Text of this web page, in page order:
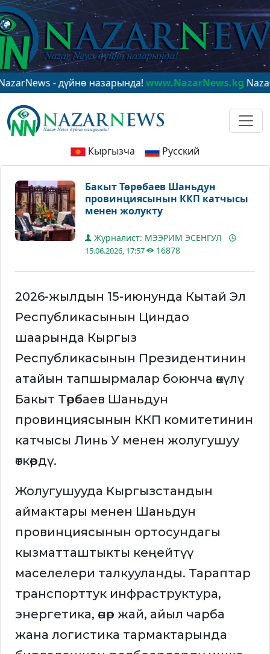
- дүйнө назарында!www.NazarNews.kgNazarNews
Кыргызча Русский
Бакыт Төрөбаев Шаньдун
провинциясынын ККП катчысы
менен жолукту
Журналист: МЭЭРИМ ЭСЕНГУЛ
15.06.2026, 17:57 16878
2026-жылдын 15-июнунда Кытай Эл
Республикасынын Циндао
шаарында Кыргыз
Республикасынын Президентинин
атайын тапшырмалар боюнча өкүлү
Бакыт Төрөбаев Шаньдун
провинциясынын ККП комитетинин
катчысы Линь У менен жолугушуу
өткөрдү.
Жолугушууда Кыргызстандын
аймактары менен Шаньдун
провинциясынын ортосундагы
кызматташтыкты кеңейтүү
маселелери талкууланды. Тараптар
транспорттук инфраструктура,
энергетика, өнөр жай, айыл чарба
жана логистика тармактарында